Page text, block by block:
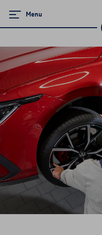
Menu
Promocje i
Wymiana oleju
Wymiana oleju
Czyszczenie
filtra
Voucher
Pakiety
używanych